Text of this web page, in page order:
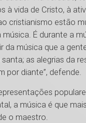
à vida de Cristo, à
cristianismo estão
É durante a
da música que a
as alegrias da
por diante”, defende.
a música é que
o maestro.